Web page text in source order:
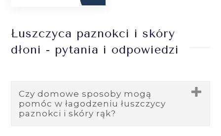
Łuszczyca paznokci i skóry
dłoni - pytania i odpowiedzi
Czy domowe sposoby mogą
pomóc w łagodzeniu łuszczycy
paznokci i skóry rąk?